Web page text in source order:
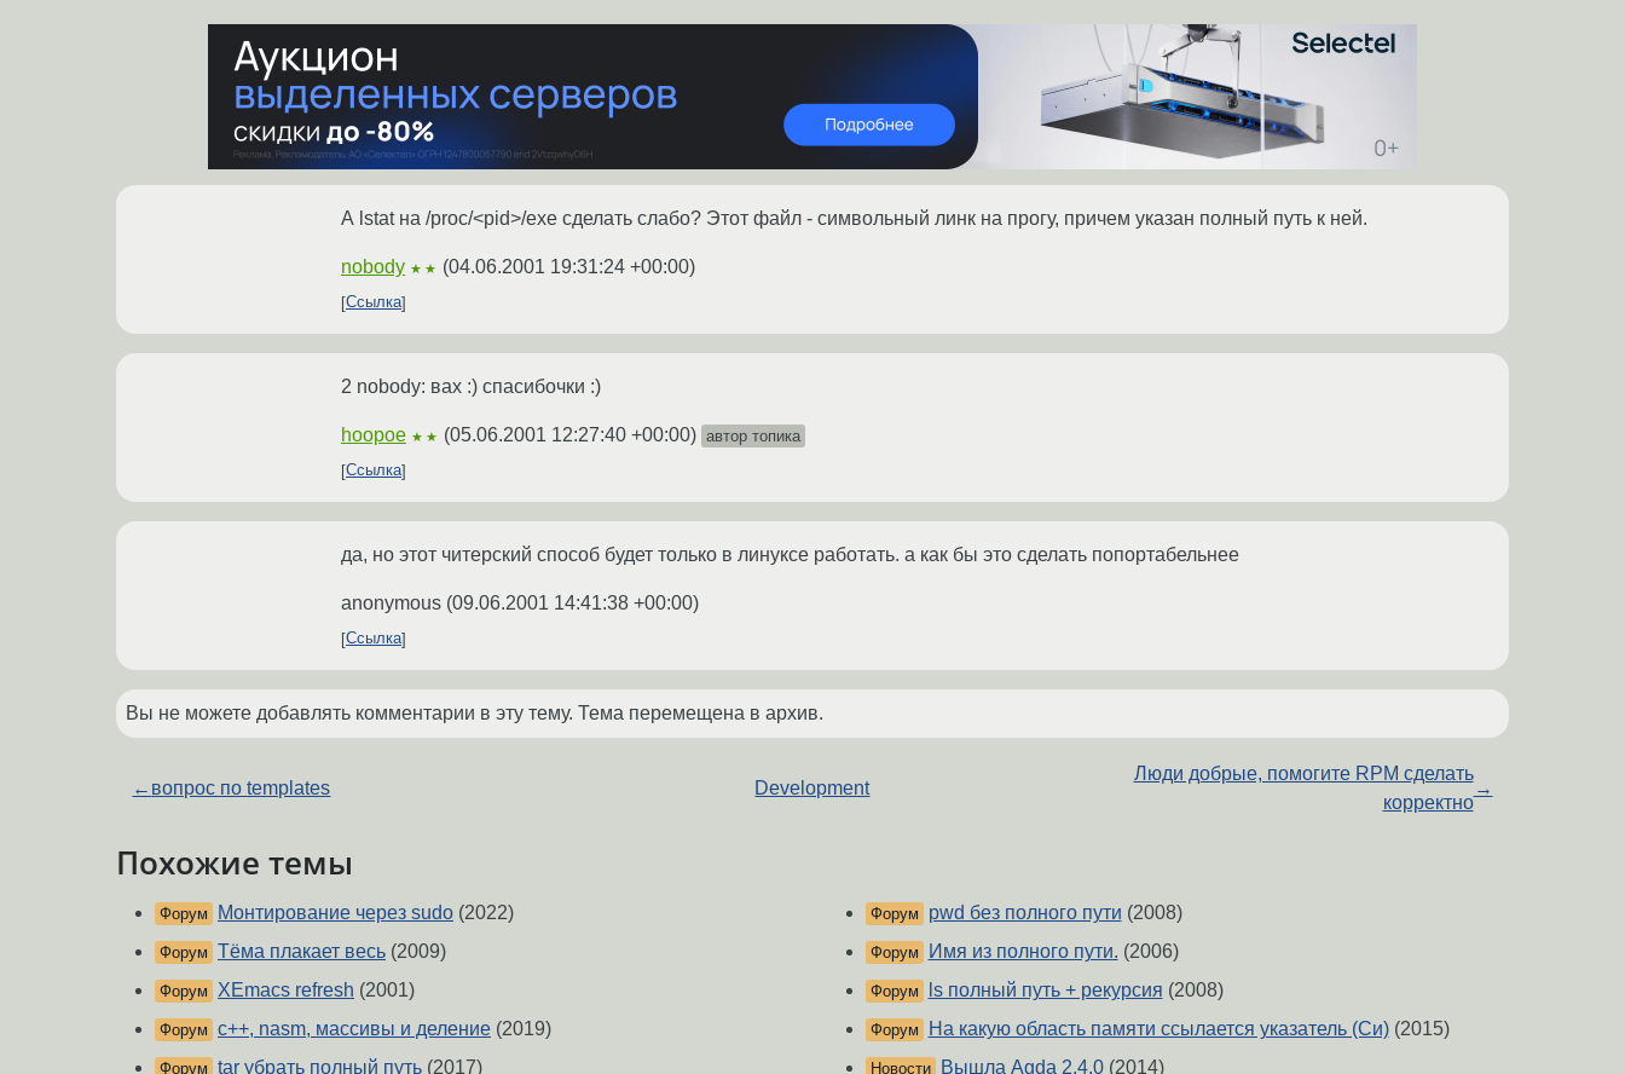
А lstat на /proc/<pid>/exe сделать слабо? Этот файл - символьный линк на прогу, причем указан полный путь к ней.
nobody ★★ (04.06.2001 19:31:24 +00:00)
Ссылка
2 nobody: вах :) спасибочки :)
hoopoe ★★ (05.06.2001 12:27:40 +00:00) автор топика
Ссылка
да, но этот читерский способ будет только в линуксе работать. а как бы это сделать попортабельнее
anonymous (09.06.2001 14:41:38 +00:00)
Ссылка
Вы не можете добавлять комментарии в эту тему. Тема перемещена в архив.
← вопрос по templates Development
Люди добрые, помогите RPM сделать
корректно
→
Похожие темы
Форум Монтирование через sudo (2022)
Форум Тёма плакает весь (2009)
Форум XEmacs refresh (2001)
Форум с++, nasm, массивы и деление (2019)
Форум tar убрать полный путь (2017)
Форум pwd без полного пути (2008)
Форум Имя из полного пути. (2006)
Форум ls полный путь + рекурсия (2008)
Форум На какую область памяти ссылается указатель (Си)(2015)
Новости Вышла Agda 2.4.0(2014)